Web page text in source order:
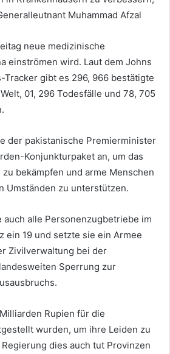
Muhammad Afzal
neue medizinische
einströmen wird. Laut dem Johns
Tracker gibt es 296, 966 bestätigte
01, 296 Todesfälle und 78, 705
der pakistanische Premierminister
Konjunkturpaket an, um das
bekämpfen und arme Menschen
Umständen zu unterstützen.
auch alle Personenzugbetriebe im
ein 19 und setzte sie ein Armee
Zivilverwaltung bei der
Sperrung zur
Rupien für die
wurden, um ihre Leiden zu
dies auch tut Provinzen